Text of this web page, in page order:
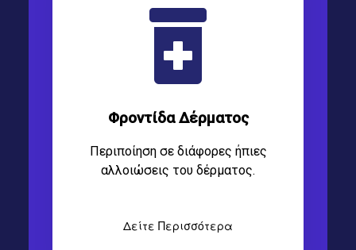
Φροντίδα Δέρματος
Περιποίηση σε διάφορες ήπιες
αλλοιώσεις του δέρματος.
Δείτε Περισσότερα